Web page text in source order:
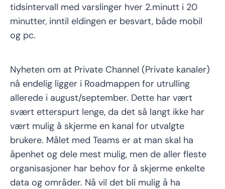
tidsintervall med varslinger hver 2.minutt i 20
minutter, inntil eldingen er besvart, både mobil
og pc.
Nyheten om at Private Channel (Private kanaler)
nå endelig ligger i Roadmappen for utrulling
allerede i august/september. Dette har vært
svært etterspurt lenge, da det så langt ikke har
vært mulig å skjerme en kanal for utvalgte
brukere. Målet med Teams er at man skal ha
åpenhet og dele mest mulig, men de aller fleste
organisasjoner har behov for å skjerme enkelte
data og områder. Nå vil det bli mulig å ha